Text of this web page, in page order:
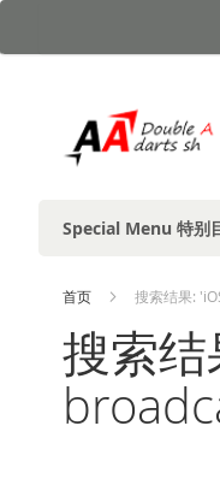
到
Special Menu 特别
首页 搜索结果:
搜索